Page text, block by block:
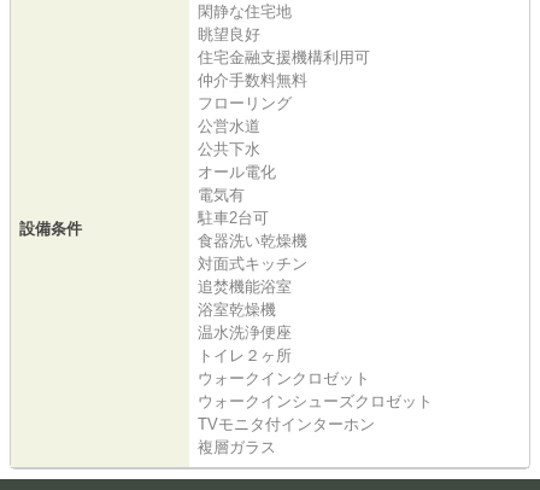
設備条件
閑静な住宅地
眺望良好
住宅金融支援機構利用可
仲介手数料無料
フローリング
公営水道
公共下水
オール電化
電気有
駐車2台可
食器洗い乾燥機
対面式キッチン
追焚機能浴室
浴室乾燥機
温水洗浄便座
トイレ２ヶ所
ウォークインクロゼット
ウォークインシューズクロゼット
TVモニタ付インターホン
複層ガラス